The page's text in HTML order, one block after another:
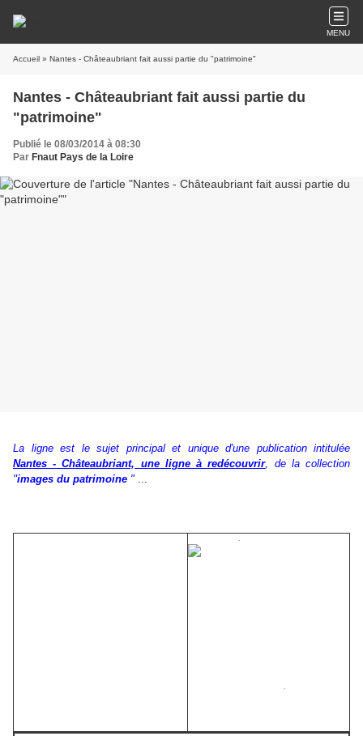
MENU
Accueil » Nantes - Châteaubriant fait aussi partie du "patrimoine"
Nantes - Châteaubriant fait aussi partie du
"patrimoine"
Publié le 08/03/2014 à 08:30
Par Fnaut Pays de la Loire
La ligne est le sujet principal et unique d'une publication intitulée
Nantes - Châteaubriant, une ligne à redécouvrir, de la collection
"images du patrimoine " ...
.
.